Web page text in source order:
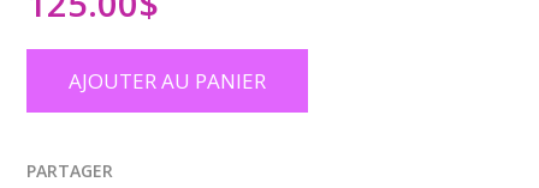
AJOUTER AU PANIER
PARTAGER